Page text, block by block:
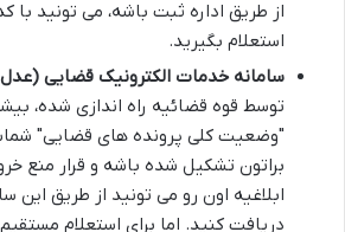
از طریق اداره ثبت باشه، می تونید با
استعلام بگیرید.
سامانه خدمات الکترونیک قضایی (عدل
توسط قوه قضائیه راه اندازی شده،
"وضعیت کلی پرونده های قضایی"
براتون تشکیل شده باشه و قرار منع
ابلاغیه اون رو می تونید از طریق این
دریافت کنید. اما برای استعلام